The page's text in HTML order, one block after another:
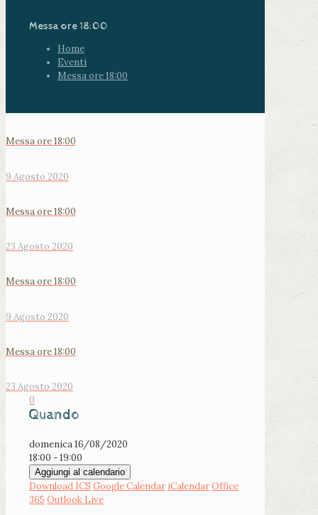
Messa ore 18:00
Home
Eventi
Messa ore 18:00
Messa ore 18:00
9 Agosto 2020
Messa ore 18:00
23 Agosto 2020
Messa ore 18:00
9 Agosto 2020
Messa ore 18:00
23 Agosto 2020
0
Quando
domenica 16/08/2020
18:00 - 19:00
Aggiungi al calendario
Download ICS Google Calendar iCalendarOffice
365 Outlook Live